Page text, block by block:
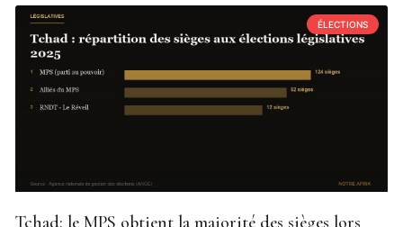
ÉLECTIONS
Tchad: le MPS obtient la majorité des sièges lors